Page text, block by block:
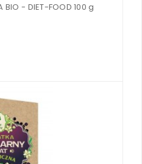
- DIET-FOOD 100 g